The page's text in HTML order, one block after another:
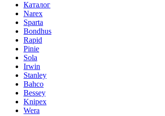
Каталог
Narex
Sparta
Bondhus
Rapid
Pinie
Sola
Irwin
Stanley
Bahco
Bessey
Knipex
Wera